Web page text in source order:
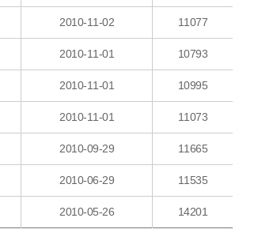
2010-11-02 11077
2010-11-01 10793
2010-11-01 10995
2010-11-01 11073
2010-09-29 11665
2010-06-29 11535
2010-05-26 14201